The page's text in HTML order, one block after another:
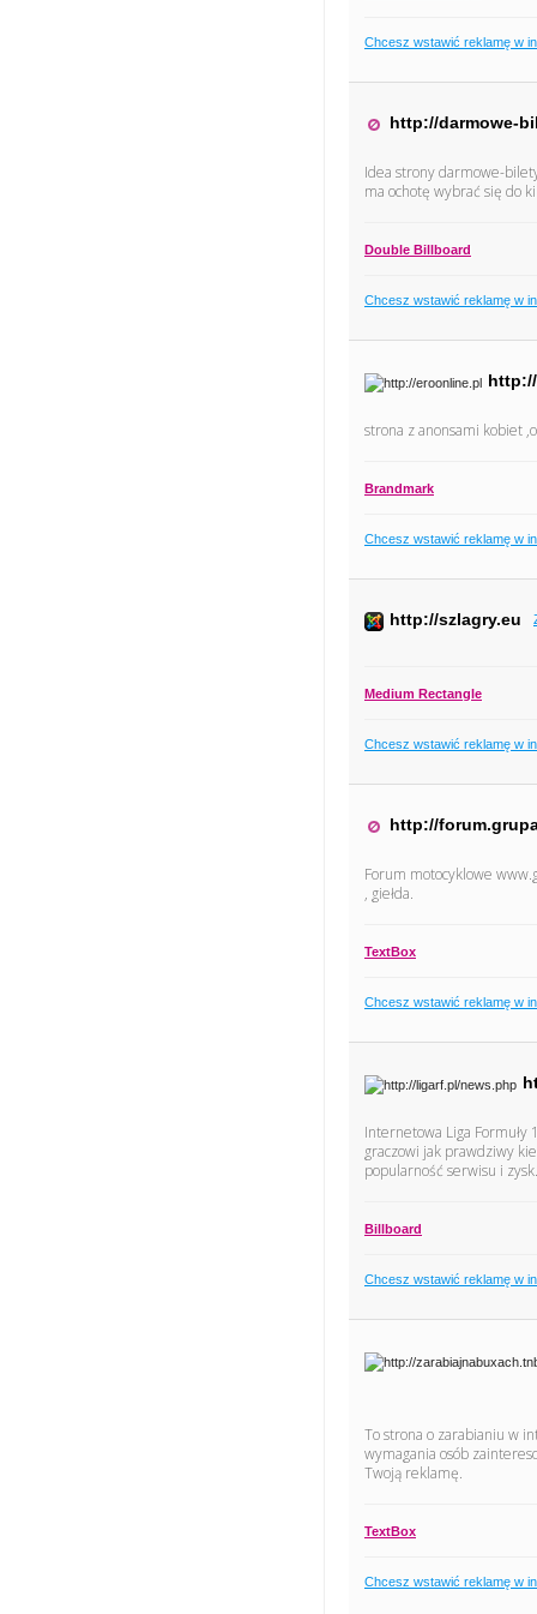
Chcesz wstawić reklamę w
http://darmowe-
Idea strony darmowe-
ma ochotę wybrać się do
Double Billboard
Chcesz wstawić reklamę w
strona z anonsami kobiet
Brandmark
Chcesz wstawić reklamę w
http://szlagry.eu
Medium Rectangle
Chcesz wstawić reklamę w
http://
Forum motocyklowe
, giełda.
TextBox
Chcesz wstawić reklamę w
Internetowa Liga Formuły
graczowi jak prawdziwy
popularność serwisu i zysk.
Billboard
Chcesz wstawić reklamę w
To strona o zarabianiu w
wymagania osób
Twoją reklamę.
TextBox
Chcesz wstawić reklamę w